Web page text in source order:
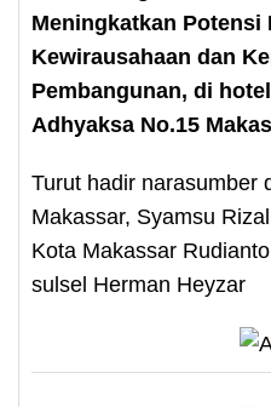
Meningkatkan Potensi
Kewirausahaan dan
Pembangunan, di
Adhyaksa No.15
Turut hadir narasumber
Makassar, Syamsu
Kota Makassar
sulsel Herman Heyzar